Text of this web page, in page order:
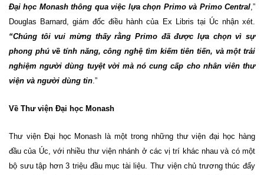
Đại học Monash thông qua việc lựa chọn Primo và Primo Central ,”
Douglas Barnard, giám đốc điều hành của Ex Libris tại Úc nhận xét.
“Chúng tôi vui mừng thấy rằng Primo đã được lựa chọn vì sự
phong phú về tính năng, công nghệ tìm kiếm tiên tiến, và một trải
nghiệm người dùng tuyệt vời mà nó cung cấp cho nhân viên thư
viện và người dùng tin .”
Về Thư viện Đại học Monash
Thư viện Đại học Monash là một trong những thưviện đại học hàng
đầu của Úc, với nhiều thư viện nhánh ở các vị trí khác nhau và có một
bộ sưu tập hơn 3 triệu đầu mục tài liệu. Thư viện chủ trương thúc đẩy